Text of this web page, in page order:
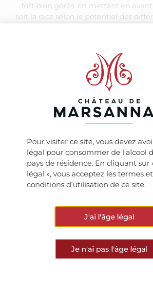
fort bien gérés, en mettant en
soit la race selon le potentiel des
« L’Année 2018 est un grand
ressemble à de grands Gevrey .Un
en bouche : délicatesse, profondeur
Nous avons la beauté du Pinot Noir,
bien travaillé s’exprime
Ruchottes-Chambertin Grand
Délicieux grand cru les Ruchottes
veut élégant et efficace.
Un sol très apparent à la surface, ce
une grande minéralité et une
D’une finesse et d’une pureté
incontournable de la dégustation en
https://www.youtube.com/
Pour visiter ce site, vous devez
légal pour consommer de l’alcool
pays de résidence. En cliquant sur «
légal », vous acceptez les termes et
conditions d’utilisation de ce site.
J'ai l'âge légal
Je n'ai pas l'âge légal